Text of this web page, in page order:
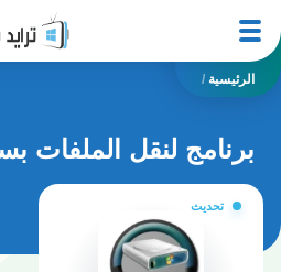
الرئيسية /
برنامج لنقل الملفات
تحديث